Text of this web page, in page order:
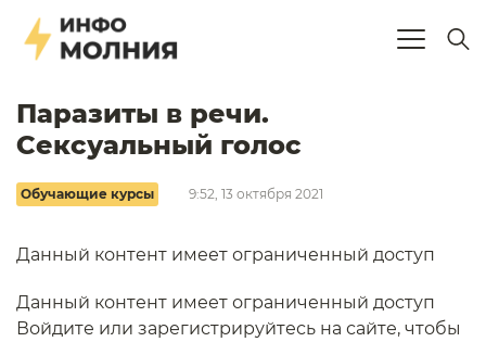
Паразиты в речи.
Сексуальный голос
Обучающие курсы 9:52, 13 октября 2021
Данный контент имеет ограниченный доступ
Данный контент имеет ограниченный доступ
Войдите или зарегистрируйтесь на сайте, чтобы